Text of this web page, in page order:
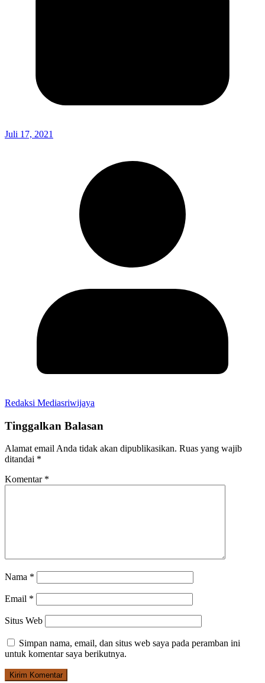
Juli 17, 2021
Redaksi Mediasriwijaya
Tinggalkan Balasan
Alamat email Anda tidak akan dipublikasikan. Ruas yang wajib
ditandai *
Komentar *
Nama *
Email *
Situs Web
Simpan nama, email, dan situs web saya pada peramban ini
untuk komentar saya berikutnya.